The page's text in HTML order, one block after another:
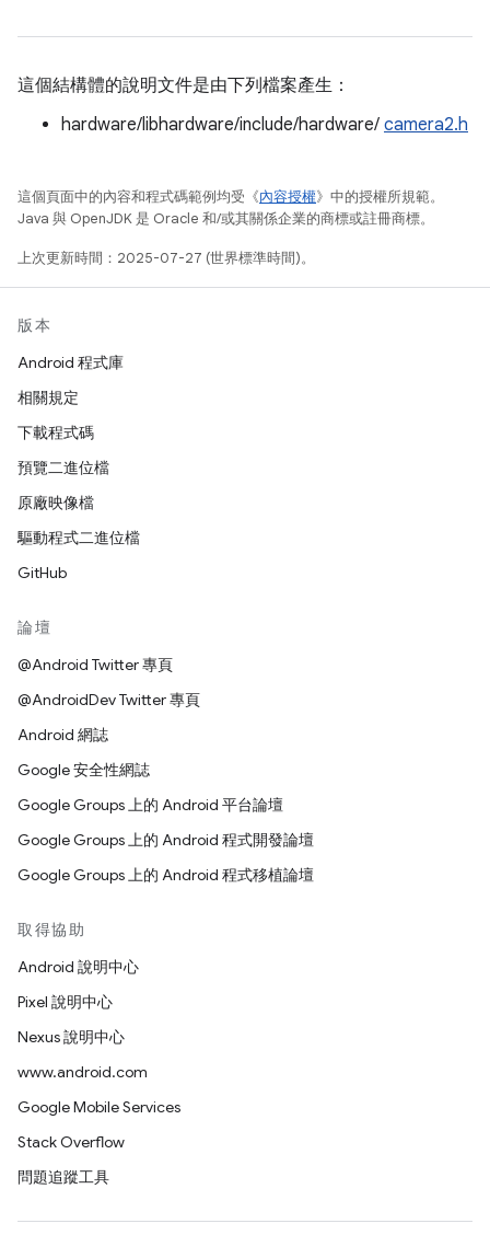
這個結構體的說明文件是由下列檔案產生：
hardware/libhardware/include/hardware/ camera2.h
這個頁面中的內容和程式碼範例均受《內容授權》中的授權所規範。
Java 與 OpenJDK 是 Oracle 和/或其關係企業的商標或註冊商標。
上次更新時間：2025-07-27 (世界標準時間)。
版本
Android 程式庫
相關規定
下載程式碼
預覽二進位檔
原廠映像檔
驅動程式二進位檔
GitHub
論壇
@Android Twitter 專頁
@AndroidDev Twitter 專頁
Android 網誌
Google 安全性網誌
Google Groups 上的 Android 平台論壇
Google Groups 上的 Android 程式開發論壇
Google Groups 上的 Android 程式移植論壇
取得協助
Android 說明中心
Pixel 說明中心
Nexus 說明中心
www.android.com
Google Mobile Services
Stack Overflow
問題追蹤工具